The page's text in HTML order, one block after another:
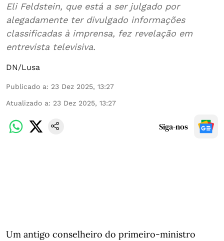
Eli Feldstein, que está a ser julgado por
alegadamente ter divulgado informações
classificadas à imprensa, fez revelação em
entrevista televisiva.
DN/Lusa
Publicado a: 23 Dez 2025, 13:27
Atualizado a: 23 Dez 2025, 13:27
Siga-nos
Um antigo conselheiro do primeiro-ministro